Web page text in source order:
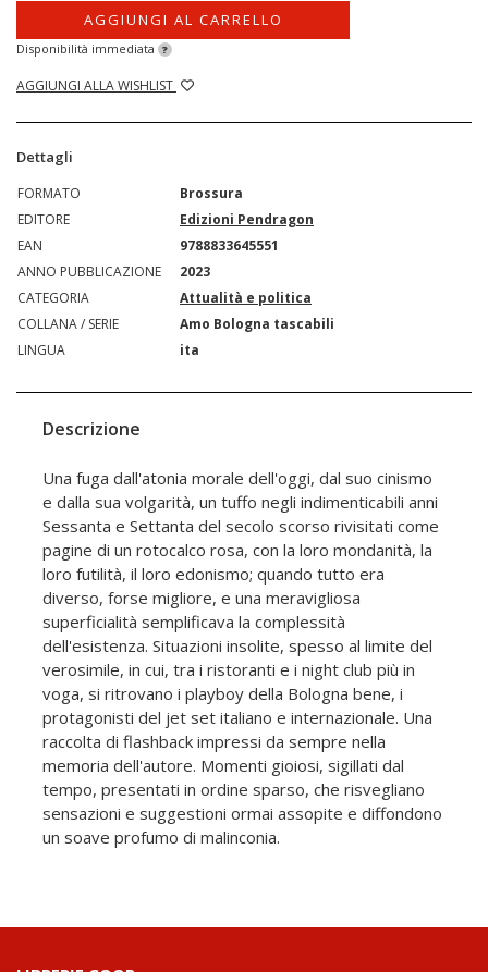
AGGIUNGI AL CARRELLO
Disponibilità immediata ?
AGGIUNGI ALLA WISHLIST
Dettagli
FORMATO
Brossura
EDITORE
Edizioni Pendragon
EAN
9788833645551
ANNO PUBBLICAZIONE
2023
CATEGORIA
Attualità e politica
COLLANA / SERIE
Amo Bologna tascabili
LINGUA
ita
Descrizione
Una fuga dall'atonia morale dell'oggi, dal suo cinismo
e dalla sua volgarità, un tuffo negli indimenticabili anni
Sessanta e Settanta del secolo scorso rivisitati come
pagine di un rotocalco rosa, con la loro mondanità, la
loro futilità, il loro edonismo; quando tutto era
diverso, forse migliore, e una meravigliosa
superficialità semplificava la complessità
dell'esistenza. Situazioni insolite, spesso al limite del
verosimile, in cui, tra i ristoranti e i night club più in
voga, si ritrovano i playboy della Bologna bene, i
protagonisti del jet set italiano e internazionale. Una
raccolta di flashback impressi da sempre nella
memoria dell'autore. Momenti gioiosi, sigillati dal
tempo, presentati in ordine sparso, che risvegliano
sensazioni e suggestioni ormai assopite e diffondono
un soave profumo di malinconia.